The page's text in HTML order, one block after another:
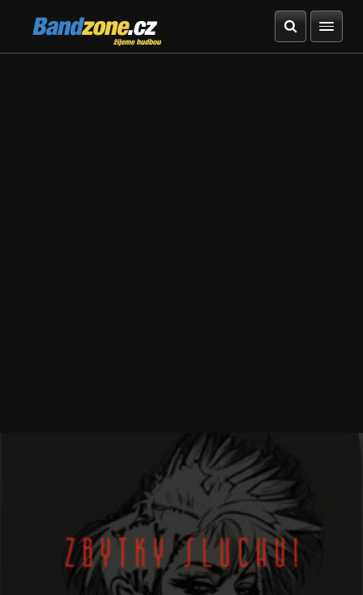
Bandzone.cz
žijeme hudbou